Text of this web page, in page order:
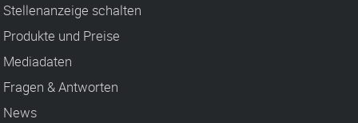
Stellenanzeige schalten
Produkte und Preise
Mediadaten
Fragen & Antworten
News